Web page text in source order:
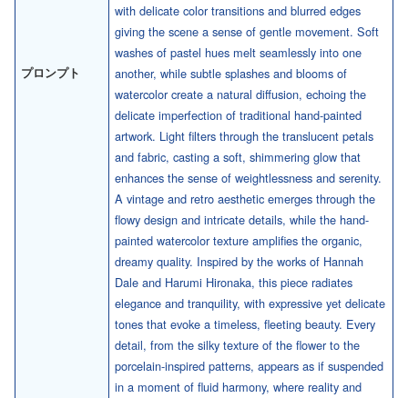
プロンプト
with delicate color transitions and blurred edges
giving the scene a sense of gentle movement. Soft
washes of pastel hues melt seamlessly into one
another, while subtle splashes and blooms of
watercolor create a natural diffusion, echoing the
delicate imperfection of traditional hand-painted
artwork. Light filters through the translucent petals
and fabric, casting a soft, shimmering glow that
enhances the sense of weightlessness and serenity.
A vintage and retro aesthetic emerges through the
flowy design and intricate details, while the hand-
painted watercolor texture amplifies the organic,
dreamy quality. Inspired by the works of Hannah
Dale and Harumi Hironaka, this piece radiates
elegance and tranquility, with expressive yet delicate
tones that evoke a timeless, fleeting beauty. Every
detail, from the silky texture of the flower to the
porcelain-inspired patterns, appears as if suspended
in a moment of fluid harmony, where reality and